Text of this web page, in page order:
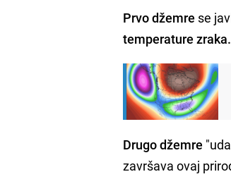
Prvo džemre se
temperature zraka.
Drugo džemre
završava ovaj